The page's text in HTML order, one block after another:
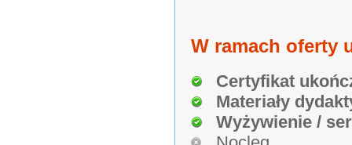
W ramach oferty
Certyfikat
Materiały
Wyżywienie /